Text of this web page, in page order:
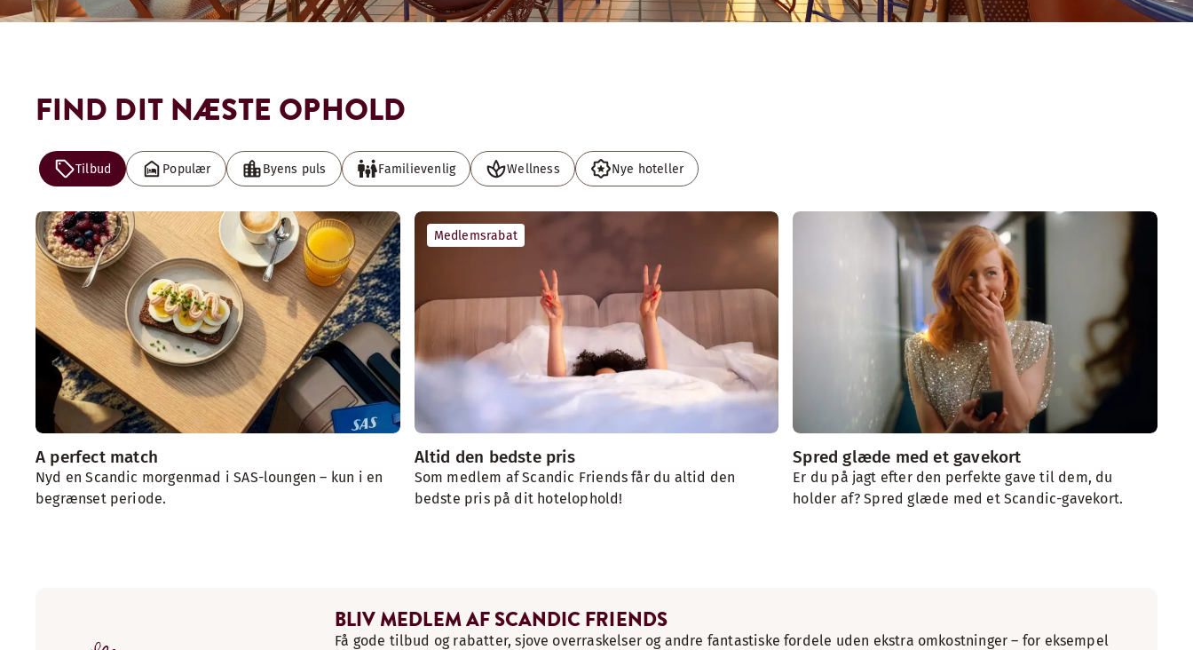
FIND DIT NÆSTE OPHOLD
Tilbud Populær Byens puls Familievenlig Wellness Nye hoteller
A perfect match
Nyd en Scandic morgenmad i SAS-loungen – kun i en
begrænset periode.
Medlemsrabat
Altid den bedste pris
Som medlem af Scandic Friends får du altid den
bedste pris på dit hotelophold!
Spred glæde med et gavekort
Er du på jagt efter den perfekte gave til dem, du
holder af? Spred glæde med et Scandic-gavekort.
BLIV MEDLEM AF SCANDIC FRIENDS
Få gode tilbud og rabatter, sjove overraskelser og andre fantastiske fordele uden ekstra omkostninger – for eksempel